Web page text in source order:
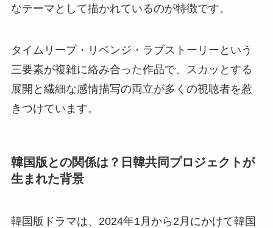
なテーマとして描かれているのが特徴です。
タイムリープ・リベンジ・ラブストーリーという
三要素が複雑に絡み合った作品で、スカッとする
展開と繊細な感情描写の両立が多くの視聴者を惹
きつけています。
韓国版との関係は？日韓共同プロジェクトが
生まれた背景
韓国版ドラマは、2024年1月から2月にかけて韓国